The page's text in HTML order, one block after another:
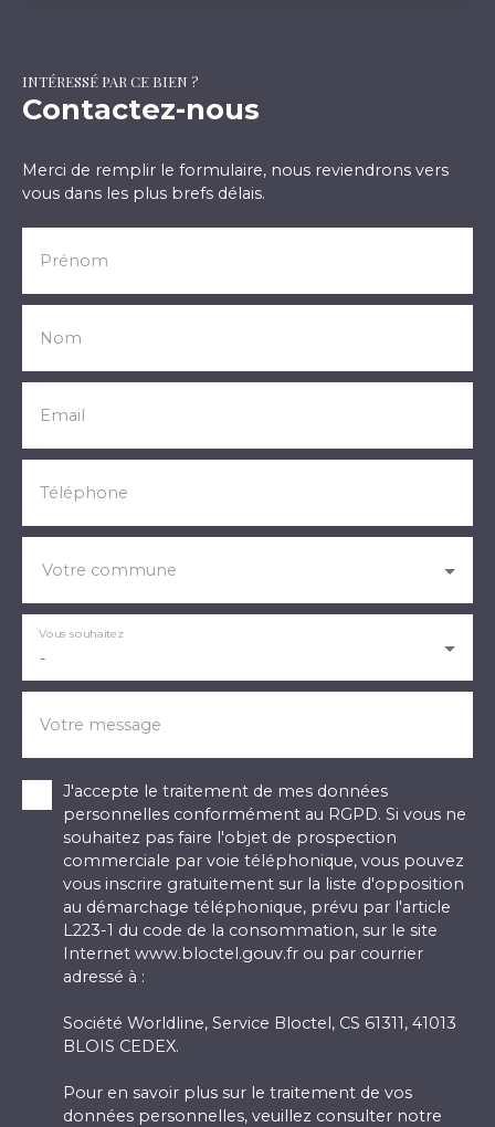
INTÉRESSÉ PAR CE BIEN ?
Contactez-nous
Merci de remplir le formulaire, nous reviendrons vers
vous dans les plus brefs délais.
Prénom
Nom
Email
Téléphone
Votre commune
-
Vous souhaitez
Votre message
J'accepte le traitement de mes données
personnelles conformément au RGPD. Si vous ne
souhaitez pas faire l'objet de prospection
commerciale par voie téléphonique, vous pouvez
vous inscrire gratuitement sur la liste d'opposition
au démarchage téléphonique, prévu par l'article
L223-1 du code de la consommation, sur le site
Internet www.bloctel.gouv.fr ou par courrier
adressé à :
Société Worldline, Service Bloctel, CS 61311, 41013
BLOIS CEDEX.
Pour en savoir plus sur le traitement de vos
données personnelles, veuillez consulter notre